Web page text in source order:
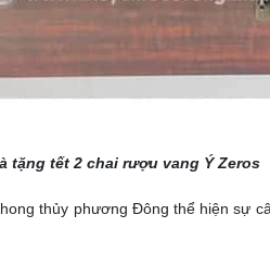
tặng tết 2 chai rượu vang Ý Zeros
thủy phương Đông thể hiện sự